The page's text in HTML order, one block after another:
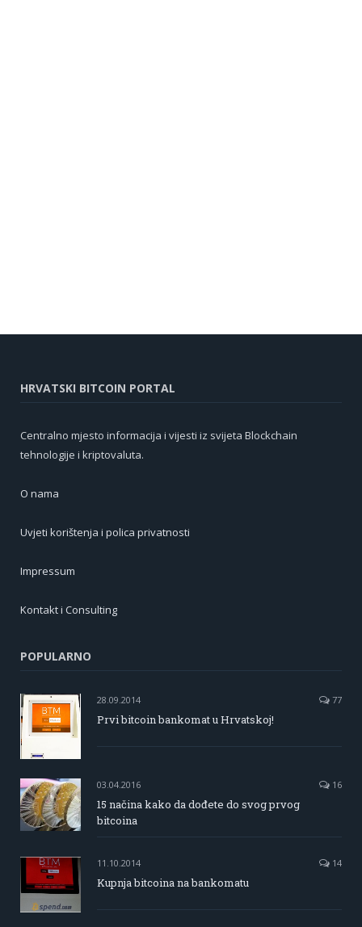
HRVATSKI BITCOIN PORTAL
Centralno mjesto informacija i vijesti iz svijeta Blockchain
tehnologije i kriptovaluta.
O nama
Uvjeti korištenja i polica privatnosti
Impressum
Kontakt i Consulting
POPULARNO
28.09.2014 77
Prvi bitcoin bankomat u Hrvatskoj!
03.04.2016 16
15 načina kako da dođete do svog prvog
bitcoina
11.10.2014 14
Kupnja bitcoina na bankomatu